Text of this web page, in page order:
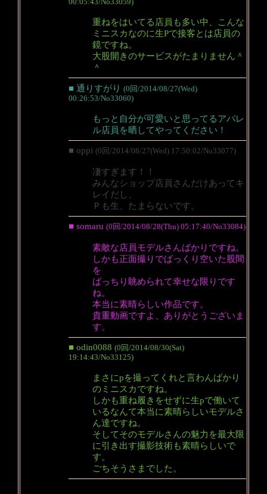
重ねをはいてる店員も多い中、こんな
ミニスカなのに生Pで接客とは店員の
鏡ですね。
大股開きのサービスがたまりません＾
＾
■ 通りすがり (0回/2014/08/27(Wed)
00:26:53/No33060)
もっと自分が可愛いと思ってるアパレ
ル店員を晒してやってください！
■ oppi (0回/2014/08/27(Wed) 17:50:02/No33077)
凄すぎます！！
みんなショップ店員さんだけあってキ
レイだし、
Ｐも生、たまらないです。
■ somaru (0回/2014/08/28(Thu) 05:17:40/No33084)
素敵な店員モデルさんばかりですね。
しかも正面撮りでばっくり空いた股間
を
ばっちり眺められて幸せな限りです
ね。
本当に素晴らしい作品です。
貴重動画ですよ、ありがとうございま
す。
■ odin0088 (0回/2014/08/30(Sat)
19:14:43/No33125)
まさにpを撮ってくれと言わんばかり
のミニスカですね。
しかも重ね履きをせずに生pで働いて
いるなんて本当に素晴らしいモデルさ
ん達ですね。
そしてそのモデルさんの魅力を最大限
に引き出す撮影技術も素晴らしいで
す。
ごちそうさまでした。